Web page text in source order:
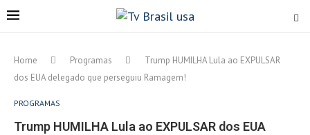
Home Programas
Trump HUMILHA Lula ao EXPULSAR
dos EUA delegado que perseguiu Ramagem!
PROGRAMAS
Trump HUMILHA Lula ao EXPULSAR dos EUA